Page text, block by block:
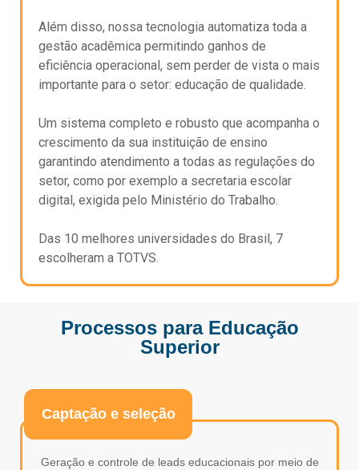
Além disso, nossa tecnologia automatiza toda a
gestão acadêmica permitindo ganhos de
eficiência operacional, sem perder de vista o mais
importante para o setor: educação de qualidade.
Um sistema completo e robusto que acompanha o
crescimento da sua instituição de ensino
garantindo atendimento a todas as regulações do
setor, como por exemplo a secretaria escolar
digital, exigida pelo Ministério do Trabalho.
Das 10 melhores universidades do Brasil, 7
escolheram a TOTVS.
Processos para Educação
Superior
Captação e seleção
Geração e controle de leads educacionais por meio de